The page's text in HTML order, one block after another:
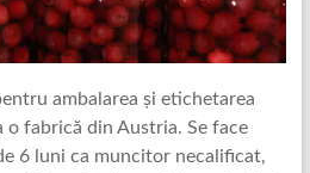
ambalarea și etichetarea
o fabrică din Austria. Se face
6 luni ca muncitor necalificat,